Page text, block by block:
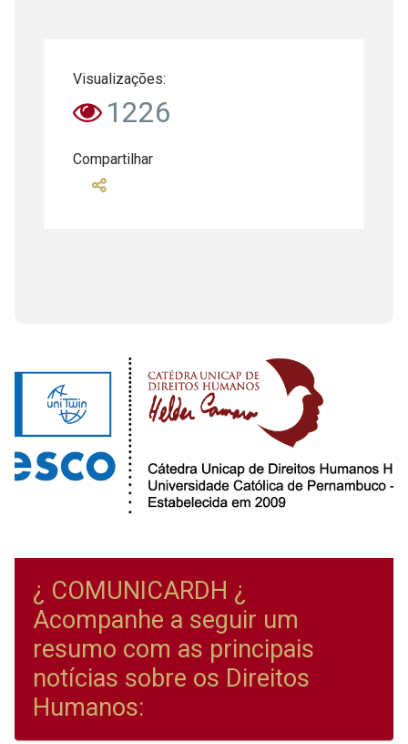
Visualizações:
1226
Compartilhar
¿ COMUNICARDH ¿
Acompanhe a seguir um
resumo com as principais
notícias sobre os Direitos
Humanos: